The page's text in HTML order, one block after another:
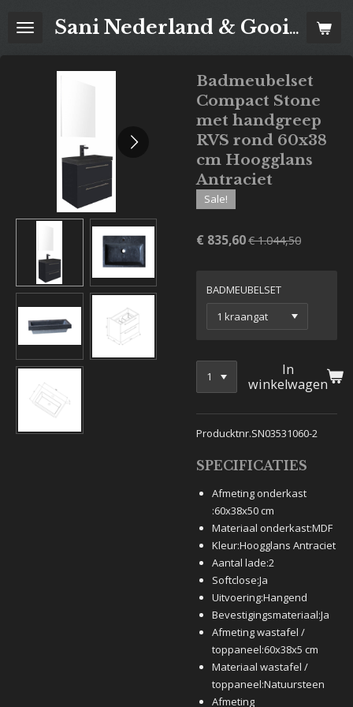
direct
Sani Nederland & Goois Tegelhuis
Badmeubelset
Compact Stone
met handgreep
RVS rond 60x38
cm Hoogglans
Antraciet
Sale!
€ 835,60€ 1.044,50
BADMEUBELSET
In
winkelwagen
Producktnr.SN03531060-2
SPECIFICATIES
Afmeting onderkast
:60x38x50 cm
Materiaal onderkast:MDF
Kleur:Hoogglans Antraciet
Aantal lade:2
Softclose:Ja
Uitvoering:Hangend
Bevestigingsmateriaal:Ja
Afmeting wastafel /
toppaneel:60x38x5 cm
Materiaal wastafel /
toppaneel:Natuursteen
Afmeting